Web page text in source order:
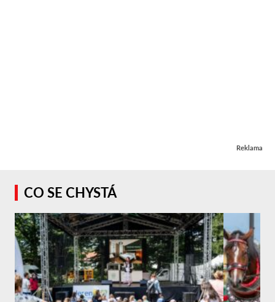
Reklama
CO SE CHYSTÁ